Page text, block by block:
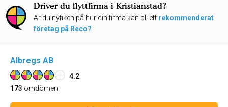
Driver du flyttfirma i Kristianstad?
Är du nyfiken på hur din firma kan bli ett rekommenderat
företag på Reco?
Albregs AB
4.2
173 omdömen